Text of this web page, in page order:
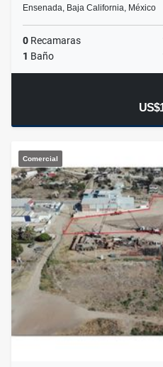
Ensenada, Baja California, México
0 Recamaras
1 Baño
Comercial